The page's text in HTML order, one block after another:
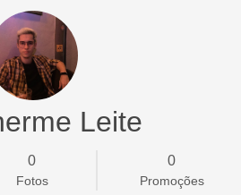
Leite
0
Fotos
0
Promoções